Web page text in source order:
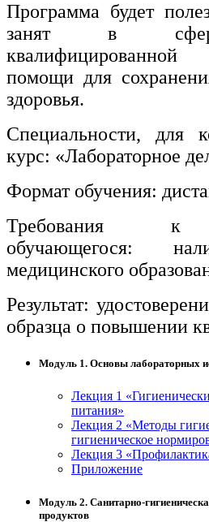
Изобразительное и
искусств
Управление в технических
Ветеринария и зоотехника
Подготовка к
Основные Услуги
Дополнительные
Программа будет
занят в
помощи для
здоровья.
Специальности, для
курс: «Лабораторное
Формат обучения:
Требования к
обучающегося:
медицинского
Результат:
образца о повышении
Модуль 1. Основы лабораторных
Лекция 1
питания»
Лекция 2 «Методы
гигиеническое
Лекция 3
Приложение
Модуль 2. Санитарно-
продуктов